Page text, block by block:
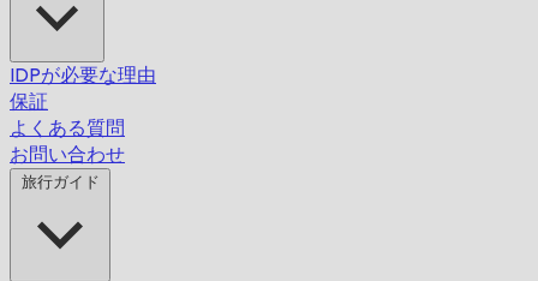
IDPが必要な理由
保証
よくある質問
お問い合わせ
旅行ガイド